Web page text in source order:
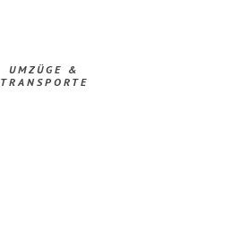
UMZÜGE &
TRANSPORTE